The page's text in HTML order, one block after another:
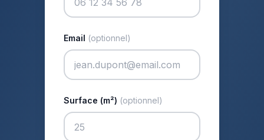
Email (optionnel)
Surface (m²) (optionnel)